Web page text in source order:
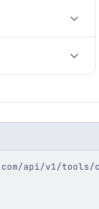
api/v1/tools/